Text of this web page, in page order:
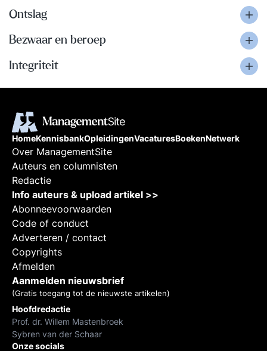
Ontslag
Bezwaar en beroep
Integriteit
HomeKennisbankOpleidingenVacaturesBoekenNetwerk
Over ManagementSite
Auteurs en columnisten
Redactie
Info auteurs & upload artikel >>
Abonneevoorwaarden
Code of conduct
Adverteren / contact
Copyrights
Afmelden
Aanmelden nieuwsbrief
(Gratis toegang tot de nieuwste artikelen)
Hoofdredactie
Prof. dr. Willem Mastenbroek
Sybren van der Schaar
Onze socials